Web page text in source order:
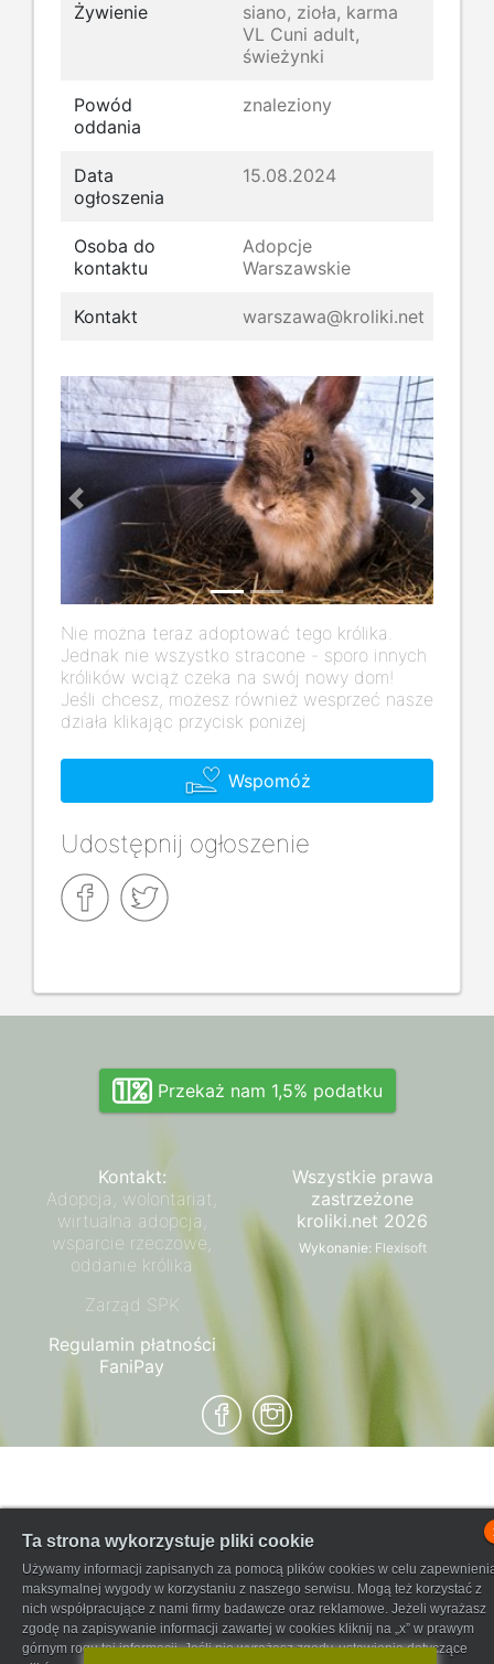
Żywienie
siano, zioła, karma
VL Cuni adult,
świeżynki
Powód
oddania
znaleziony
Data
ogłoszenia
15.08.2024
Osoba do
kontaktu
Adopcje
Warszawskie
Kontakt warszawa@kroliki.net
Previous Next
Nie można teraz adoptować tego królika.
Jednak nie wszystko stracone - sporo innych
królików wciąż czeka na swój nowy dom!
Jeśli chcesz, możesz również wesprzeć nasze
działa klikając przycisk poniżej
Wspomóż
Udostępnij ogłoszenie
Przekaż nam 1,5% podatku
Kontakt:
Adopcja, wolontariat,
wirtualna adopcja,
wsparcie rzeczowe,
oddanie królika
Zarząd SPK
Regulamin płatności
FaniPay
Wszystkie prawa
zastrzeżone
kroliki.net 2026
Wykonanie: Flexisoft
Ta strona wykorzystuje pliki cookie
Używamy informacji zapisanych za pomocą plików cookies w celu
maksymalnej wygody w korzystaniu z naszego serwisu. Mogą też korzystać z
nich współpracujące z nami firmy badawcze oraz reklamowe. Jeżeli wyrażasz
zgodę na zapisywanie informacji zawartej w cookies kliknij na „x” w prawym
górnym rogu tej informacji. Jeśli nie wyrażasz zgody, ustawienia dotyczące